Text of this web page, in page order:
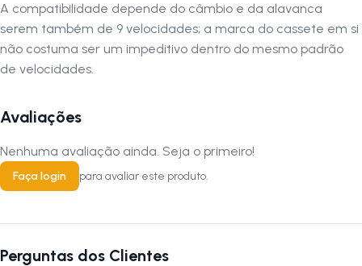
A compatibilidade depende do câmbio e da alavanca
serem também de 9 velocidades; a marca do cassete em si
não costuma ser um impeditivo dentro do mesmo padrão
de velocidades.
Avaliações
Nenhuma avaliação ainda. Seja o primeiro!
Faça login para avaliar este produto.
Perguntas dos Clientes